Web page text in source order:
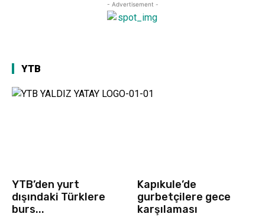
- Advertisement -
YTB
YTB’den yurt
dışındaki Türklere
burs...
Kapıkule’de
gurbetçilere gece
karşılaması